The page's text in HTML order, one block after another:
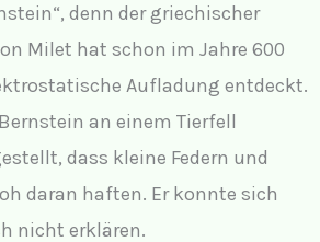
V
d
denn der griechischer
Milet hat schon im Jahre 600
Aufladung entdeckt.
an einem Tierfell
dass kleine Federn und
daran haften. Er konnte sich
nicht erklären.